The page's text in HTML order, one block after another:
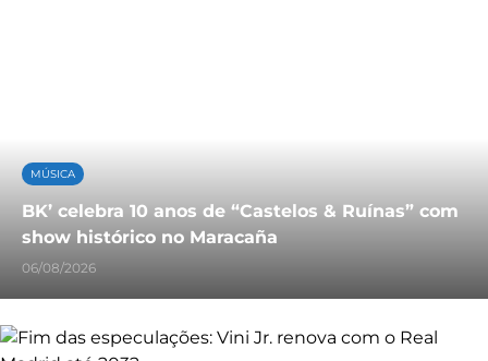
MÚSICA
BK’ celebra 10 anos de “Castelos & Ruínas” com
show histórico no Maracaña
06/08/2026